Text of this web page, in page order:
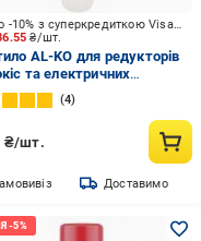
₴/шт.
До -10% з суперкредиткою Visa Вигода
AL-KO для редукторів
та електричних
200 г
4
₴/шт.
Доставимо